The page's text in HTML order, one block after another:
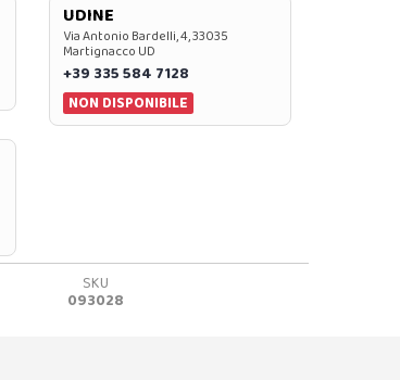
UDINE
Via Antonio Bardelli, 4, 33035
Martignacco UD
+39 335 584 7128
NON DISPONIBILE
SKU
093028